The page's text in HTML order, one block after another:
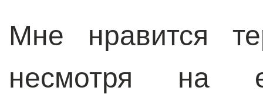
Мне нравится
несмотря на